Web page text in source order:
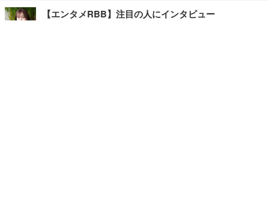
【エンタメRBB】注目の人にインタビュー